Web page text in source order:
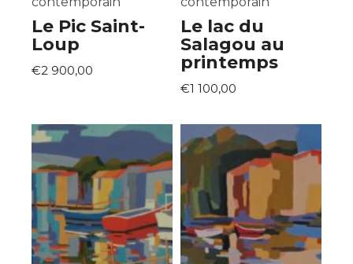
Le Pic Saint-
Loup
€2 900,00
Le lac du
Salagou au
printemps
€1 100,00